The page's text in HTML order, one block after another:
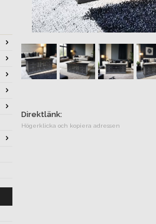
Direktlänk:
Högerklicka och kopiera adressen